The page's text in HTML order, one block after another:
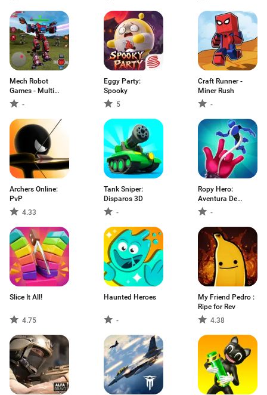
Mech Robot
Games - Multi
Robot-
Eggy Party:
Spooky
5
Craft Runner -
Miner Rush
-
Archers Online:
PvP
4.33
Tank Sniper:
Disparos 3D
-
Ropy Hero:
Aventura De
Acción
-
Slice It All!
4.75
Haunted Heroes
-
My Friend Pedro :
Ripe for Rev
4.38